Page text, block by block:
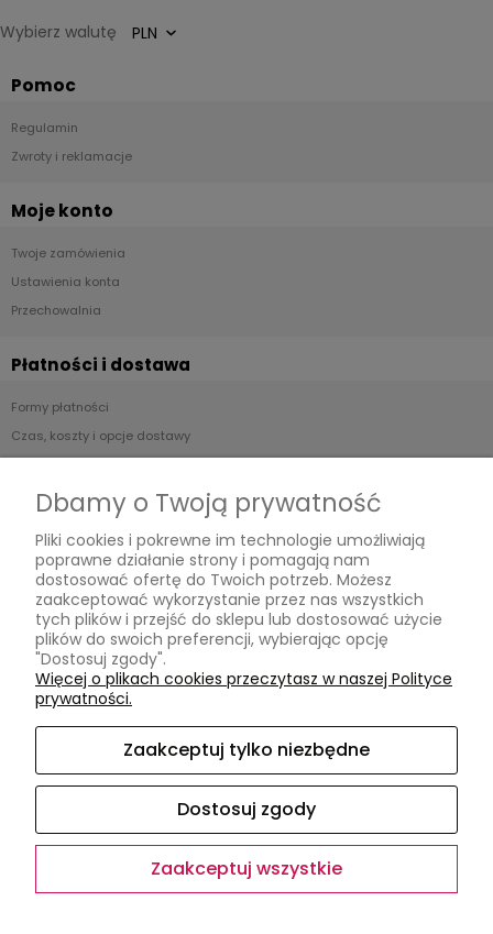
Wybierz walutę
Pomoc
Regulamin
Zwroty i reklamacje
Moje konto
Twoje zamówienia
Ustawienia konta
Przechowalnia
Płatności i dostawa
Formy płatności
Czas, koszty i opcje dostawy
Informacje
Jak kupować?
Polityka prywatności
O nas
Kontakt
O firmie
Sklep internetowy Shoper.pl
Dbamy o Twoją prywatność
Pliki cookies i pokrewne im technologie umożliwiają
poprawne działanie strony i pomagają nam
dostosować ofertę do Twoich potrzeb. Możesz
zaakceptować wykorzystanie przez nas wszystkich
tych plików i przejść do sklepu lub dostosować użycie
plików do swoich preferencji, wybierając opcję
"Dostosuj zgody".
Więcej o plikach cookies przeczytasz w naszej Polityce
prywatności.
Zaakceptuj tylko niezbędne
Dostosuj zgody
Zaakceptuj wszystkie